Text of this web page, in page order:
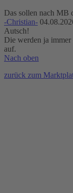
Das sollen nach MB
-Christian-
Autsch!
Die werden ja
auf.
Nach oben
zurück zum